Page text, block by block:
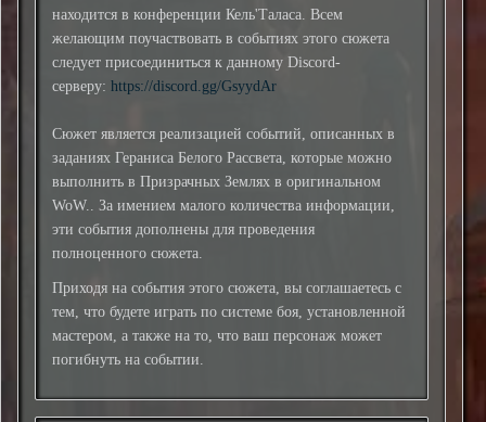
находится в конференции Кель'Таласа. Всем
желающим поучаствовать в событиях этого сюжета
следует присоединиться к данному Discord-
серверу: https://discord.gg/GsyydAr
Сюжет является реализацией событий, описанных в
заданиях Гераниса Белого Рассвета, которые можно
выполнить в Призрачных Землях в оригинальном
WoW.. За имением малого количества информации,
эти события дополнены для проведения
полноценного сюжета.
Приходя на события этого сюжета, вы соглашаетесь с
тем, что будете играть по системе боя, установленной
мастером, а также на то, что ваш персонаж может
погибнуть на событии.